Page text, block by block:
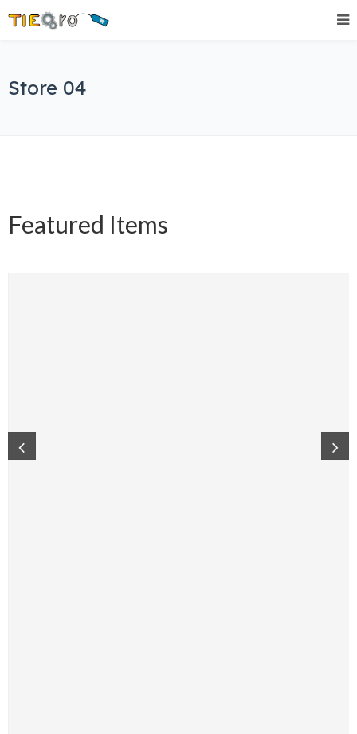
Store 04
Featured Items